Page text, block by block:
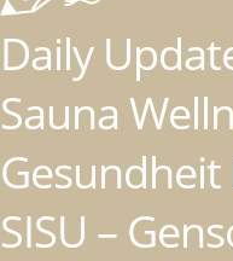
Daily
Sauna
SISU –